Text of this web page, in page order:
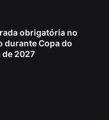
obrigatória no
Copa do
de 2027